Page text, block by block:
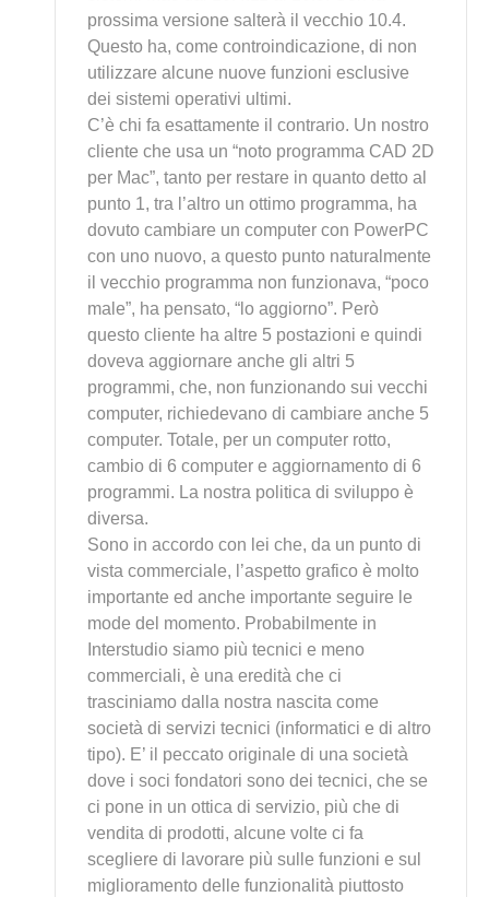
prossima versione salterà il vecchio 10.4.
Questo ha, come controindicazione, di non
utilizzare alcune nuove funzioni esclusive
dei sistemi operativi ultimi.
C’è chi fa esattamente il contrario. Un nostro
cliente che usa un “noto programma CAD 2D
per Mac”, tanto per restare in quanto detto al
punto 1, tra l’altro un ottimo programma, ha
dovuto cambiare un computer con PowerPC
con uno nuovo, a questo punto naturalmente
il vecchio programma non funzionava, “poco
male”, ha pensato, “lo aggiorno”. Però
questo cliente ha altre 5 postazioni e quindi
doveva aggiornare anche gli altri 5
programmi, che, non funzionando sui vecchi
computer, richiedevano di cambiare anche 5
computer. Totale, per un computer rotto,
cambio di 6 computer e aggiornamento di 6
programmi. La nostra politica di sviluppo è
diversa.
Sono in accordo con lei che, da un punto di
vista commerciale, l’aspetto grafico è molto
importante ed anche importante seguire le
mode del momento. Probabilmente in
Interstudio siamo più tecnici e meno
commerciali, è una eredità che ci
trasciniamo dalla nostra nascita come
società di servizi tecnici (informatici e di altro
tipo). E’ il peccato originale di una società
dove i soci fondatori sono dei tecnici, che se
ci pone in un ottica di servizio, più che di
vendita di prodotti, alcune volte ci fa
scegliere di lavorare più sulle funzioni e sul
miglioramento delle funzionalità piuttosto